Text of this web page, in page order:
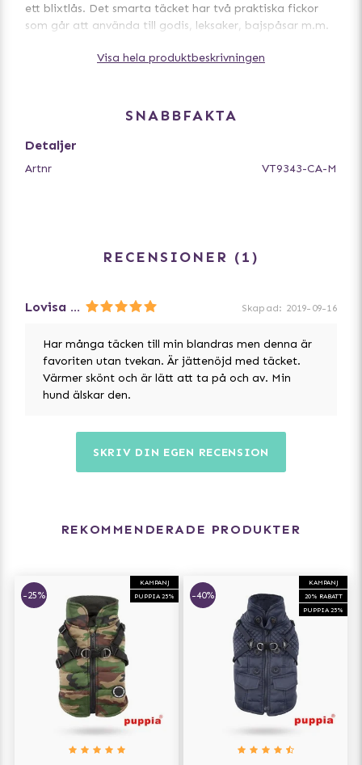
ett blixtlås. Det smarta täcket har två praktiska fickor
som går att använda till godis, leksaker, bajspåsar m.m.
Kontrollera att hundens mått (enligt tabell/bild) passar
Visa hela produktbeskrivningen
SNABBFAKTA
Detaljer
Artnr VT9343-CA-M
RECENSIONER 1
Lovisa Gustavsson Skapad: 2019-09-16
Har många täcken till min blandras men denna är
favoriten utan tvekan. Är jättenöjd med täcket.
Värmer skönt och är lätt att ta på och av. Min
hund älskar den.
SKRIV DIN EGEN RECENSION
REKOMMENDERADE PRODUKTER
KAMPANJ
PUPPIA 25%
-25%
KAMPANJ
20% RABATT
PUPPIA 25%
-40%